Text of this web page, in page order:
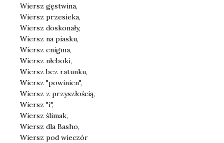
Wiersz gęstwina,
Wiersz przesieka,
Wiersz doskonały,
Wiersz na piasku,
Wiersz enigma,
Wiersz nłeboki,
Wiersz bez ratunku,
Wiersz "powinien",
Wiersz z przyszłością,
Wiersz "i",
Wiersz ślimak,
Wiersz dla Basho,
Wiersz pod wieczór